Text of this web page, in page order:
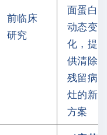
前临床
研究
面蛋白
动态变
化，提
供清除
残留病
灶的新
方案